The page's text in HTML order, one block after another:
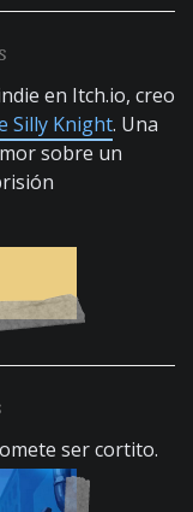
en Itch.io, creo
Silly Knight. Una
sobre un
ser cortito.